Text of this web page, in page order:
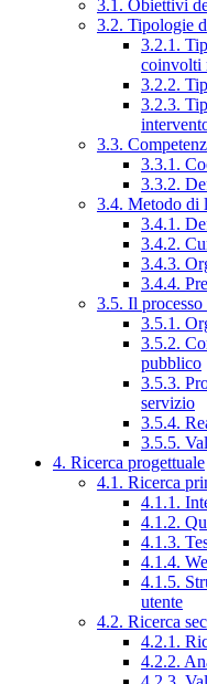
3.1. Obiettivi
3.2. Tipologie
3.2.1.
coinvolti
3.2.2.
3.2.3.
3.3.
3.3.1.
3.3.2.
3.4. Metodo di
3.4.1.
3.4.2.
3.4.3.
3.4.4.
3.5. Il processo
3.5.1.
3.5.2.
pubblico
3.5.3.
servizio
3.5.4.
3.5.5.
4. Ricerca progettuale
4.1. Ricerca
4.1.1.
4.1.2.
4.1.3.
4.1.4.
4.1.5.
utente
4.2. Ricerca
4.2.1.
4.2.2.